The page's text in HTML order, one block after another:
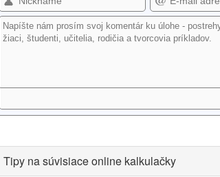
Tipy na súvisiace online kalkulačky